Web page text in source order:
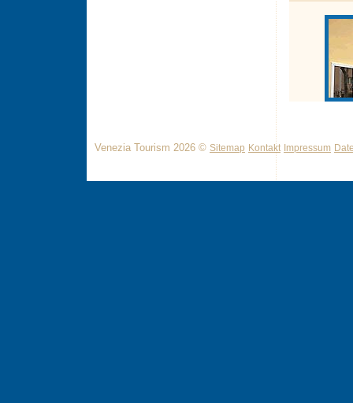
Venezia Tourism 2026 © Sitemap Kontakt Impressum